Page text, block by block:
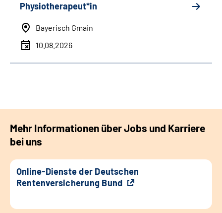
Physiotherapeut*in
Bayerisch Gmain
10.08.2026
Mehr Informationen über Jobs und Karriere
bei uns
Online-Dienste der Deutschen
Rentenversicherung Bund